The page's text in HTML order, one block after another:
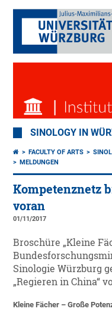
SINOLOGY IN
FACULTY OF ARTS
MELDUNGEN
Kompetenznetz
voran
01/11/2017
Broschüre „Kleine
Sinologie Würzburg
„Regieren in China“
Kleine Fächer – Große